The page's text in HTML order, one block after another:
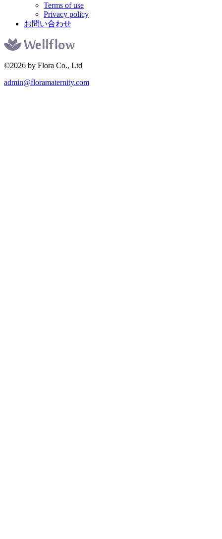
Terms of use
Privacy policy
お問い合わせ
©2026 by Flora Co., Ltd
admin@floramaternity.com